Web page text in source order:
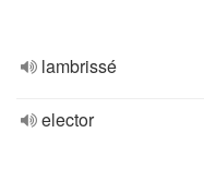
lambrissé
elector